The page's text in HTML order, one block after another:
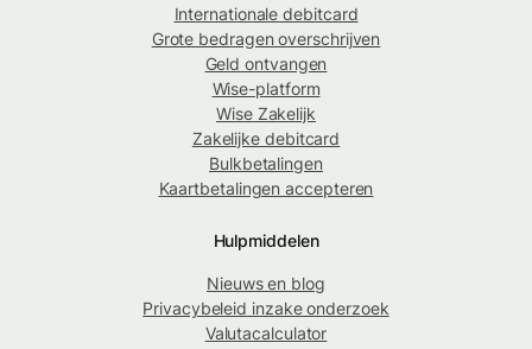
Internationale debitcard
Grote bedragen overschrijven
Geld ontvangen
Wise-platform
Wise Zakelijk
Zakelijke debitcard
Bulkbetalingen
Kaartbetalingen accepteren
Hulpmiddelen
Nieuws en blog
Privacybeleid inzake onderzoek
Valutacalculator